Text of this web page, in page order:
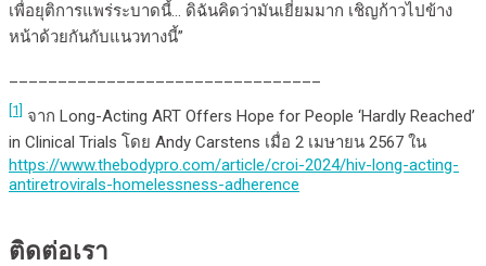
เพื่อยุติการแพร่ระบาดนี้… ดิฉันคิดว่ามันเยี่ยมมาก เชิญก้าวไปข้าง
หน้าด้วยกันกับแนวทางนี้”
[1]
จาก Long-Acting ART Offers Hope for People ‘Hardly Reached’
in Clinical Trials โดย Andy Carstens เมื่อ 2 เมษายน 2567 ใน
https://www.thebodypro.com/article/croi-2024/hiv-long-acting-
antiretrovirals-homelessness-adherence
ติดต่อเรา